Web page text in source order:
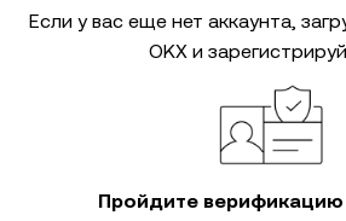
Если у вас еще нет аккаунта,
OKX и
Пройдите верификацию